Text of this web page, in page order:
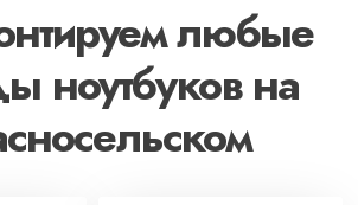
любые
ноутбуков на